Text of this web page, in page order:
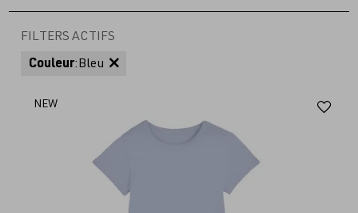
FILTERS ACTIFS
Couleur:Bleu
NEW